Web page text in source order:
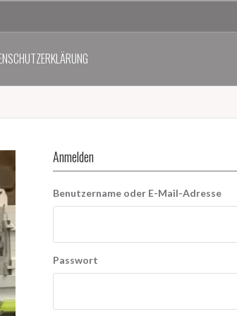
Anmelden
Benutzername oder E-Mail-Adresse
Passwort